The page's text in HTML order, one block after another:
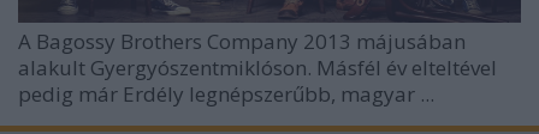
A Bagossy Brothers Company 2013 májusában
alakult Gyergyószentmiklóson. Másfél év elteltével
pedig már Erdély legnépszerűbb, magyar ...